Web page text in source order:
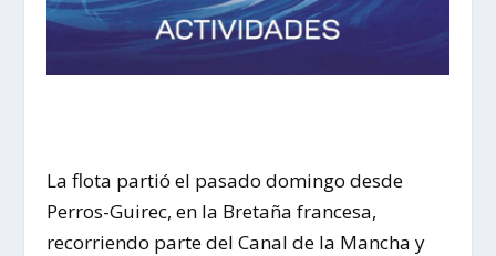
La flota partió el pasado domingo desde
Perros-Guirec, en la Bretaña francesa,
recorriendo parte del Canal de la Mancha y